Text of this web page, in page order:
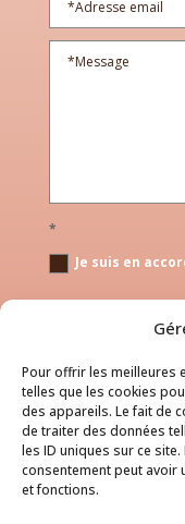
Pour offrir les meilleures
telles que les cookies
des appareils. Le fait de
de traiter des données
les ID uniques sur ce
consentement peut avoir
et fonctions.
*
Je suis en